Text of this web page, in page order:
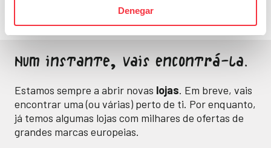
Denegar
Num instante, vais encontrá-la.
Estamos sempre a abrir novas lojas. Em breve, vais
encontrar uma (ou várias) perto de ti. Por enquanto,
já temos algumas lojas com milhares de ofertas de
grandes marcas europeias.